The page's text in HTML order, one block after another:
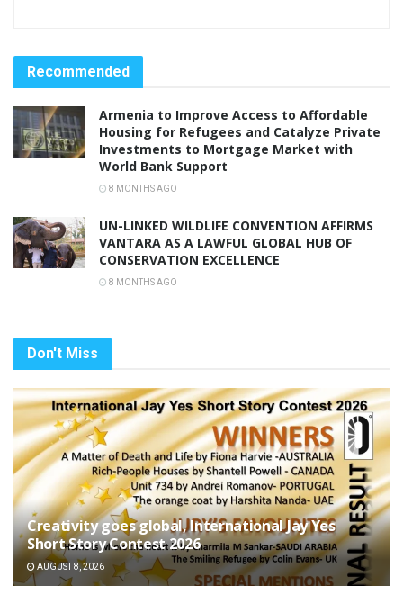
Recommended
Armenia to Improve Access to Affordable
Housing for Refugees and Catalyze Private
Investments to Mortgage Market with
World Bank Support
8 MONTHS AGO
UN-LINKED WILDLIFE CONVENTION AFFIRMS
VANTARA AS A LAWFUL GLOBAL HUB OF
CONSERVATION EXCELLENCE
8 MONTHS AGO
Don't Miss
Creativity goes global, International Jay Yes
Short Story Contest 2026
AUGUST 8, 2026